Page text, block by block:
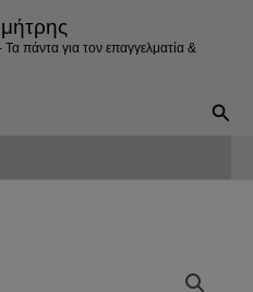
πάντα για τον επαγγελματία &